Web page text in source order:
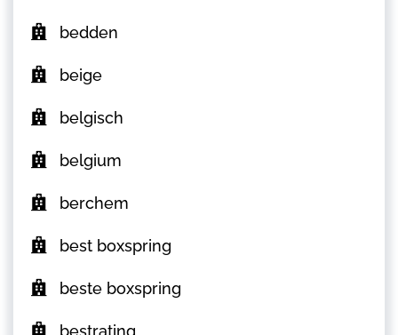
bedden
beige
belgisch
belgium
berchem
best boxspring
beste boxspring
bestrating